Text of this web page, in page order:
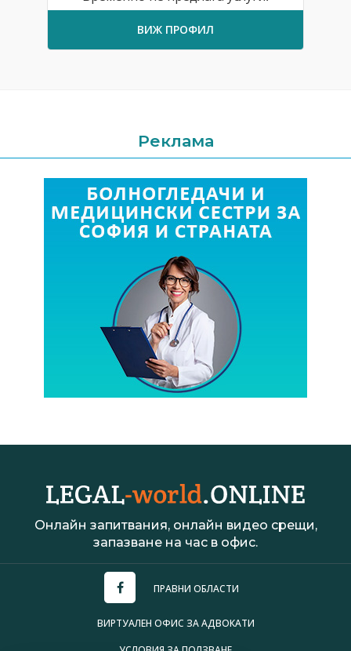
ВИЖ ПРОФИЛ
Реклама
Онлайн запитвания, онлайн видео срещи,
запазване на час в офис.
ПРАВНИ ОБЛАСТИ
ВИРТУАЛЕН ОФИС ЗА АДВОКАТИ